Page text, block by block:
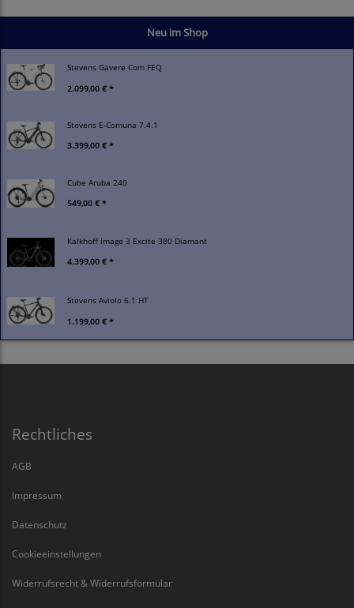
Neu im Shop
Stevens Gavere Com FEQ
2.099,00 € *
Stevens E-Comuna 7.4.1
3.399,00 € *
Cube Aruba 240
549,00 € *
Kalkhoff Image 3 Excite 380 Diamant
4.399,00 € *
Stevens Aviolo 6.1 HT
1.199,00 € *
Rechtliches
AGB
Impressum
Datenschutz
Cookieeinstellungen
Widerrufsrecht & Widerrufsformular